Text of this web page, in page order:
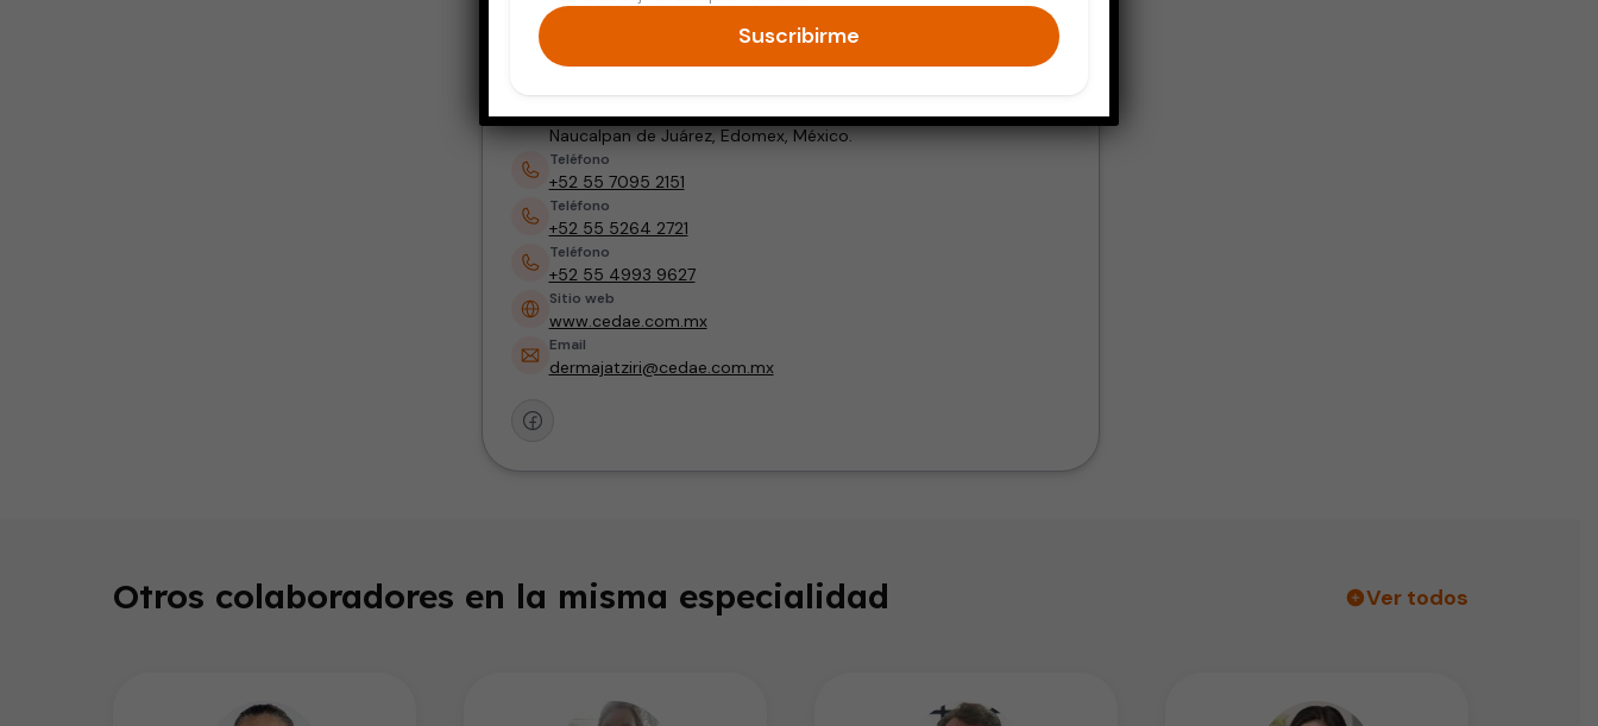
Dermato-Oncología
Naucalpan de Juárez, Edomex, México.
Teléfono
+52 55 7095 2151
Teléfono
+52 55 5264 2721
Teléfono
+52 55 4993 9627
Sitio web
www.cedae.com.mx
Email
dermajatziri@cedae.com.mx
Otros colaboradores en la misma especialidad Ver todos
Suscribirme